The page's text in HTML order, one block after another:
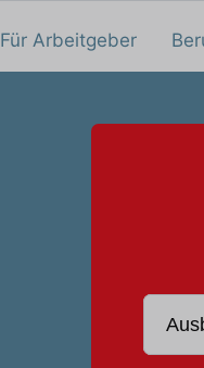
Für Arbeitgeber